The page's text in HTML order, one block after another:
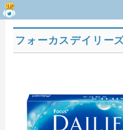
フォーカスデイリー